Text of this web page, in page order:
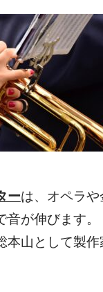
ーは、 オペラ
音が伸びます。
本山として製